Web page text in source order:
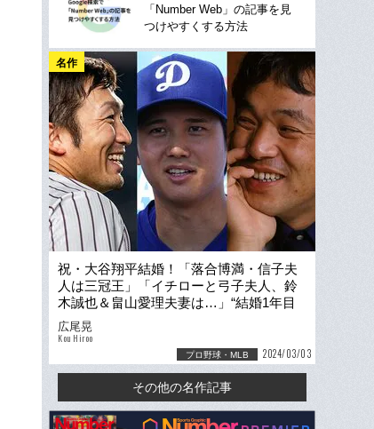
「Number Web」の記事を見
つけやすくする方法
名作
祝・大谷翔平結婚！「落合博満・信子夫
人は三冠王」「イチローと弓子夫人、鈴
木誠也＆畠山愛理夫妻は…」“結婚1年目
の大打者”を大調査
広尾晃
Kou Hiroo
プロ野球・MLB 2024/03/03
その他の名作記事